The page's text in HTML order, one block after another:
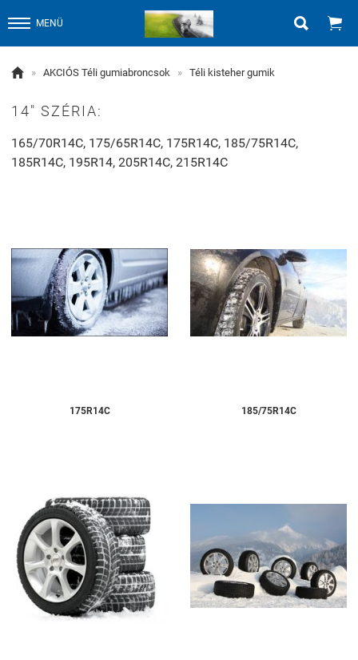
MENÜ  
 » AKCIÓS Téli gumiabroncsok » Téli kisteher gumik
14" SZÉRIA:
165/70R14C, 175/65R14C, 175R14C, 185/75R14C,
185R14C, 195R14, 205R14C, 215R14C
175R14C 185/75R14C